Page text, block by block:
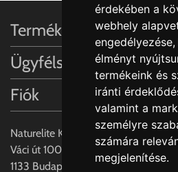
érdekében a
webhely
engedélyezése,
élményt
termékeink és
iránti
valamint a
személyre
számára
megjelenítése.
Egyesével vagy csoportosan
továbbá belső közvetlenül nem
szállítás külön díjazás esetén
való be és felszállítás díját a
Amennyiben a készüléket a vásárló
át, úgy a szállító részére egy írásos
átvevőnek adni. Az írásos
vásárló nevének, a kiszállítás
Naturelite Kft,
Váci út 100.,
1133 Budapest,
Termékinformációk
Ügyfélszolgálat
Fiók